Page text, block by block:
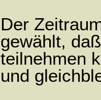
Der
gewählt,
teilnehmen
und